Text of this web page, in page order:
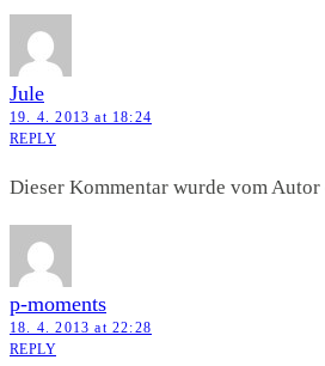
Jule
19. 4. 2013 at 18:24
REPLY
Dieser Kommentar wurde vom
p-moments
18. 4. 2013 at 22:28
REPLY